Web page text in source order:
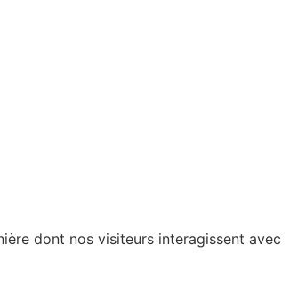
dont nos visiteurs interagissent avec